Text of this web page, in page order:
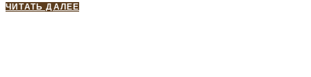
ЧИТАТЬ ДАЛЕЕ